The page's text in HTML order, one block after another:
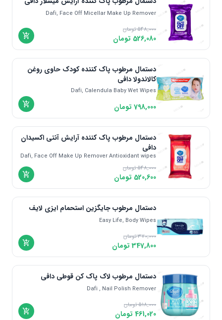
Dafi, Face Off Micellar Make Up Remover
548,000تومان
526,080 تومان
دستمال مرطوب پاک کننده کودک حاوی روغن
کالاندولا دافی
Dafi, Calendula Baby Wet Wipes
798,000 تومان
دستمال مرطوب پاک کننده آرایش آنتی اکسیدان
دافی
Dafi, Face Off Make Up Remover Antioxidant wipes
548,000تومان
520,600 تومان
دستمال مرطوب جایگزین استحمام ایزی لایف
Easy Life, Body Wipes
370,000تومان
347,800 تومان
دستمال مرطوب لاک پاک کن قوطی دافی
Dafi , Nail Polish Remover
518,000تومان
461,020 تومان